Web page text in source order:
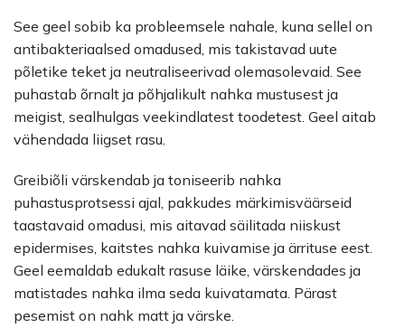
See geel sobib ka probleemsele nahale, kuna sellel on
antibakteriaalsed omadused, mis takistavad uute
põletike teket ja neutraliseerivad olemasolevaid. See
puhastab õrnalt ja põhjalikult nahka mustusest ja
meigist, sealhulgas veekindlatest toodetest. Geel aitab
vähendada liigset rasu.
Greibiõli värskendab ja toniseerib nahka
puhastusprotsessi ajal, pakkudes märkimisväärseid
taastavaid omadusi, mis aitavad säilitada niiskust
epidermises, kaitstes nahka kuivamise ja ärrituse eest.
Geel eemaldab edukalt rasuse läike, värskendades ja
matistades nahka ilma seda kuivatamata. Pärast
pesemist on nahk matt ja värske.